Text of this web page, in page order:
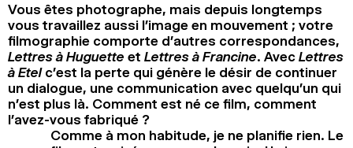
Vous êtes photographe, mais depuis longtemps
vous travaillez aussi l’image en mouvement ; votre
filmographie comporte d’autres correspondances,
Lettres à Huguette et Lettres à Francine. Avec Lettres
à Etel c’est la perte qui génère le désir de continuer
un dialogue, une communication avec quelqu’un qui
n’est plus là. Comment est né ce film, comment
l’avez-vous fabriqué ?
Comme à mon habitude, je ne planifie rien. Le